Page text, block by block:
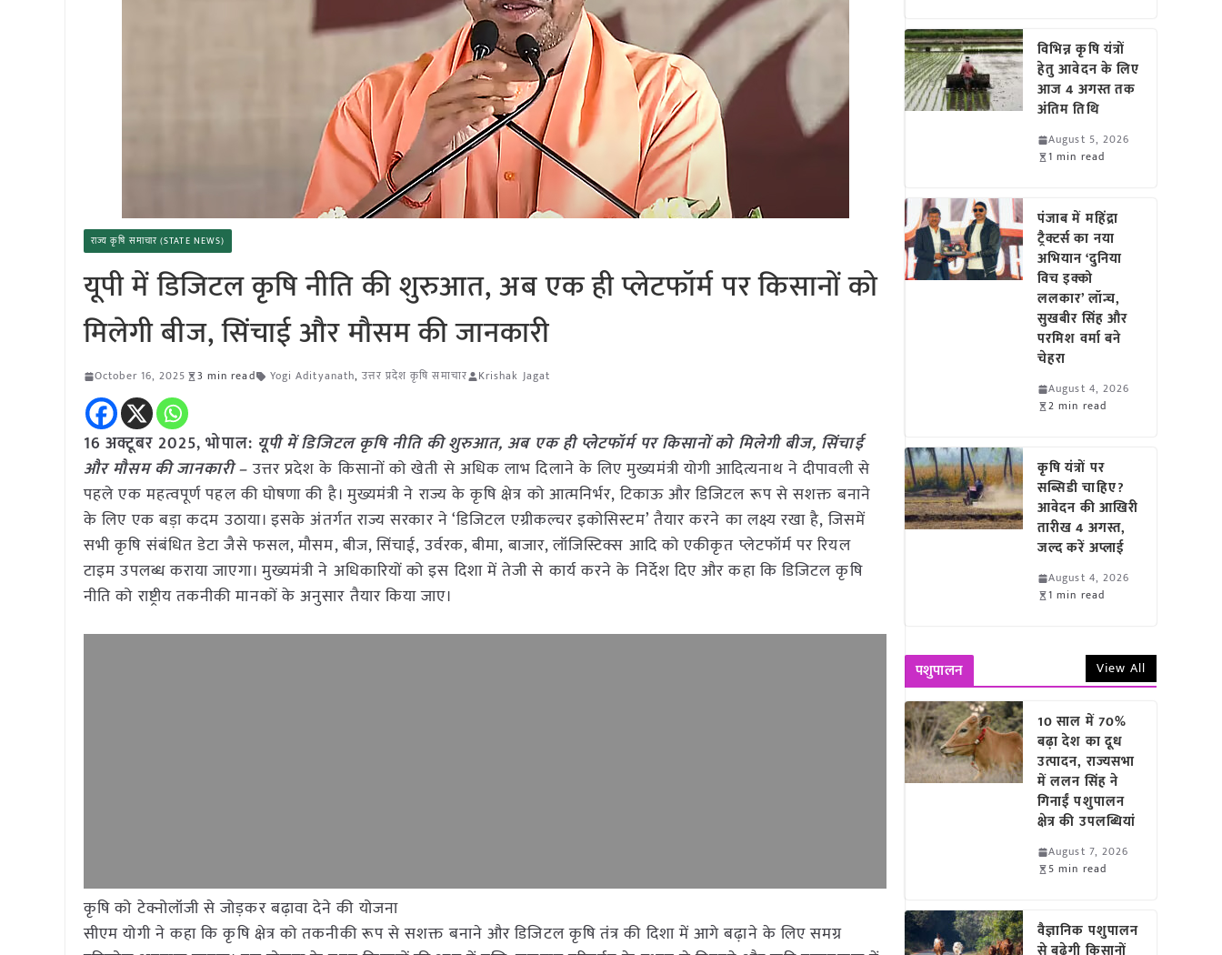
राज्य कृषि समाचार (STATE NEWS)
यूपी में डिजिटल कृषि नीति की शुरुआत, अब एक ही प्लेटफॉर्म पर किसानों को
मिलेगी बीज, सिंचाई और मौसम की जानकारी
October 16, 2025 3 min read Yogi Adityanath,उत्तर प्रदेश कृषि समाचार Krishak Jagat
16 अक्टूबर 2025, भोपाल: यूपी में डिजिटल कृषि नीति की शुरुआत, अब एक ही प्लेटफॉर्म पर किसानों को मिलेगी बीज, सिंचाई
और मौसम की जानकारी –उत्तर प्रदेश के किसानों को खेती से अधिक लाभ दिलाने के लिए मुख्यमंत्री योगी आदित्यनाथ ने दीपावली से
पहले एक महत्वपूर्ण पहल की घोषणा की है। मुख्यमंत्री ने राज्य के कृषि क्षेत्र को आत्मनिर्भर, टिकाऊ और डिजिटल रूप से सशक्त बनाने
के लिए एक बड़ा कदम उठाया। इसके अंतर्गत राज्य सरकार ने ‘डिजिटल एग्रीकल्चर इकोसिस्टम’ तैयार करने का लक्ष्य रखा है, जिसमें
सभी कृषि संबंधित डेटा जैसे फसल, मौसम, बीज, सिंचाई, उर्वरक, बीमा, बाजार, लॉजिस्टिक्स आदि को एकीकृत प्लेटफॉर्म पर रियल
टाइम उपलब्ध कराया जाएगा। मुख्यमंत्री ने अधिकारियों को इस दिशा में तेजी से कार्य करने के निर्देश दिए और कहा कि डिजिटल कृषि
नीति को राष्ट्रीय तकनीकी मानकों के अनुसार तैयार किया जाए।
कृषि को टेक्नोलॉजी से जोड़कर बढ़ावा देने की योजना
सीएम योगी ने कहा कि कृषि क्षेत्र को तकनीकी रूप से सशक्त बनाने और डिजिटल कृषि तंत्र की दिशा में आगे बढ़ाने के लिए समग्र
विभिन्न कृषि यंत्रों
हेतु आवेदन के लिए
आज 4 अगस्त तक
अंतिम तिथि
August 5, 2026
1 min read
पंजाब में महिंद्रा
ट्रैक्टर्स का नया
अभियान ‘दुनिया
विच इक्को
ललकार’ लॉन्च,
सुखबीर सिंह और
परमिश वर्मा बने
चेहरा
August 4, 2026
2 min read
कृषि यंत्रों पर
सब्सिडी चाहिए?
आवेदन की आखिरी
तारीख 4 अगस्त,
जल्द करें अप्लाई
August 4, 2026
1 min read
पशुपालन View All
10 साल में 70%
बढ़ा देश का दूध
उत्पादन, राज्यसभा
में ललन सिंह ने
गिनाईं पशुपालन
क्षेत्र की उपलब्धियां
August 7, 2026
5 min read
वैज्ञानिक पशुपालन